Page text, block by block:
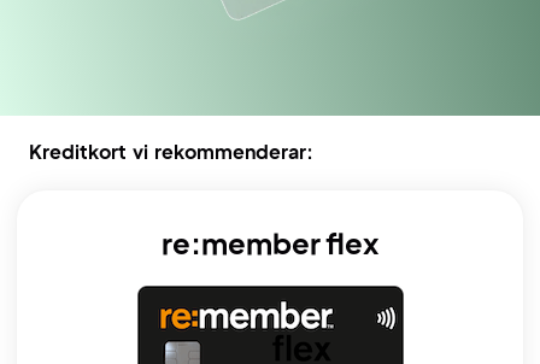
Kreditkort vi rekommenderar:
re:member flex